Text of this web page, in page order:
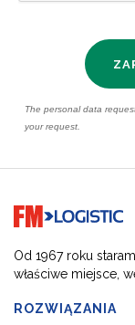
Go to home page
Od 1967 roku
właściwe miejsce,
ROZWIĄZANIA